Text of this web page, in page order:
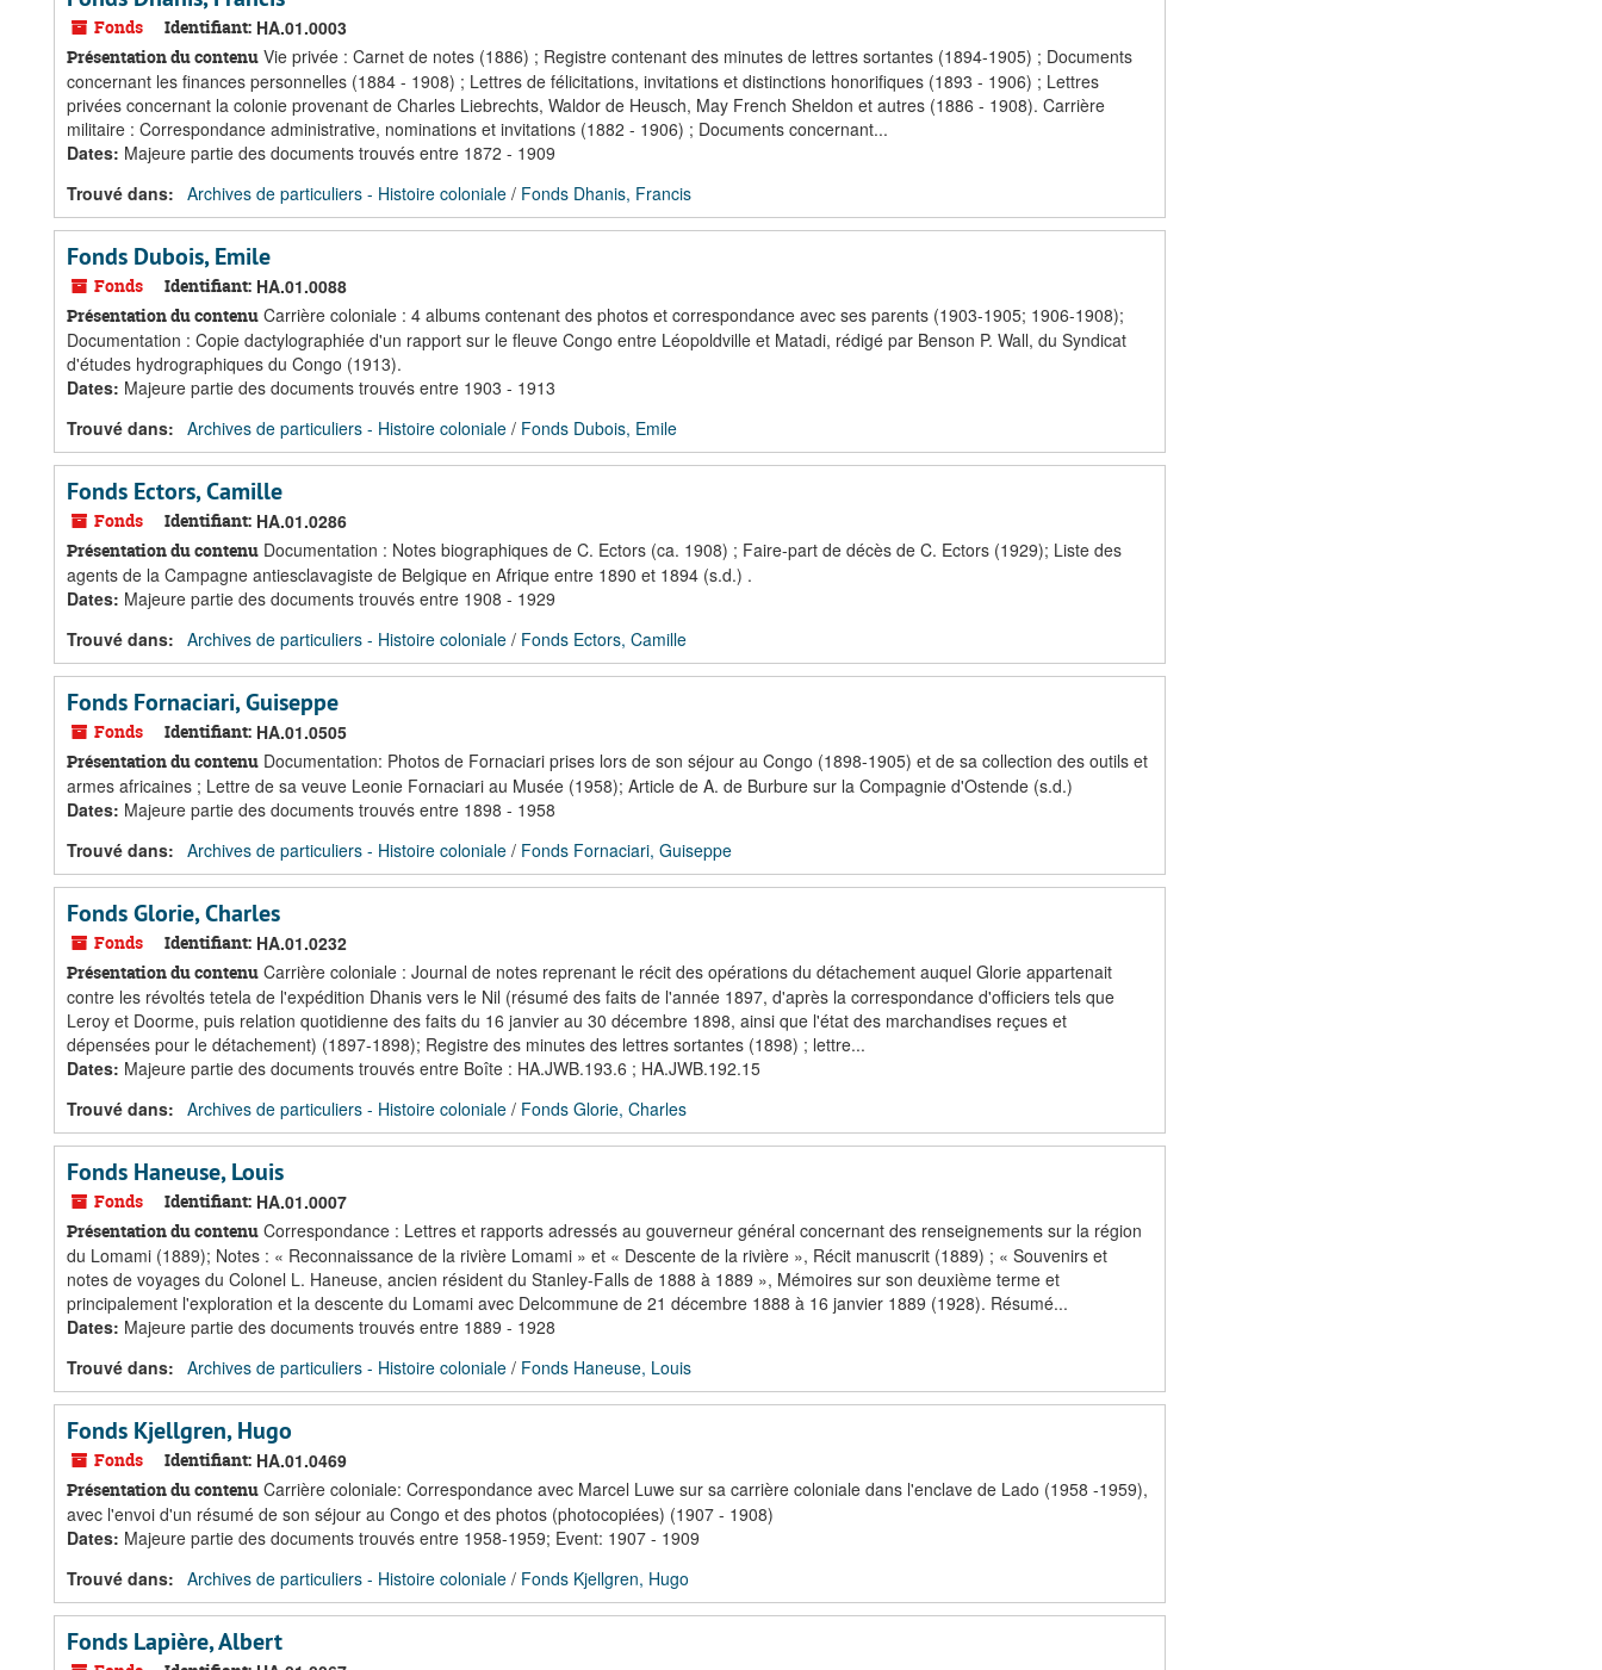
Fonds Identifiant: HA.01.0003
Présentation du contenu Vie privée : Carnet de notes (1886) ; Registre contenant des minutes de lettres sortantes (1894-1905) ; Documents
concernant les finances personnelles (1884 - 1908) ; Lettres de félicitations, invitations et distinctions honorifiques (1893 - 1906) ; Lettres
privées concernant la colonie provenant de Charles Liebrechts, Waldor de Heusch, May French Sheldon et autres (1886 - 1908). Carrière
militaire : Correspondance administrative, nominations et invitations (1882 - 1906) ; Documents concernant...
Dates: Majeure partie des documents trouvés entre 1872 - 1909
Trouvé dans: Archives de particuliers - Histoire coloniale / Fonds Dhanis, Francis
Fonds Dubois, Emile
Fonds Identifiant: HA.01.0088
Présentation du contenu Carrière coloniale : 4 albums contenant des photos et correspondance avec ses parents (1903-1905; 1906-1908);
Documentation : Copie dactylographiée d'un rapport sur le fleuve Congo entre Léopoldville et Matadi, rédigé par Benson P. Wall, du Syndicat
d'études hydrographiques du Congo (1913).
Dates: Majeure partie des documents trouvés entre 1903 - 1913
Trouvé dans: Archives de particuliers - Histoire coloniale / Fonds Dubois, Emile
Fonds Ectors, Camille
Fonds Identifiant: HA.01.0286
Présentation du contenu Documentation : Notes biographiques de C. Ectors (ca. 1908) ; Faire-part de décès de C. Ectors (1929); Liste des
agents de la Campagne antiesclavagiste de Belgique en Afrique entre 1890 et 1894 (s.d.) .
Dates: Majeure partie des documents trouvés entre 1908 - 1929
Trouvé dans: Archives de particuliers - Histoire coloniale / Fonds Ectors, Camille
Fonds Fornaciari, Guiseppe
Fonds Identifiant: HA.01.0505
Présentation du contenu Documentation: Photos de Fornaciari prises lors de son séjour au Congo (1898-1905) et de sa collection des outils et
armes africaines ; Lettre de sa veuve Leonie Fornaciari au Musée (1958); Article de A. de Burbure sur la Compagnie d'Ostende (s.d.)
Dates: Majeure partie des documents trouvés entre 1898 - 1958
Trouvé dans: Archives de particuliers - Histoire coloniale / Fonds Fornaciari, Guiseppe
Fonds Glorie, Charles
Fonds Identifiant: HA.01.0232
Présentation du contenu Carrière coloniale : Journal de notes reprenant le récit des opérations du détachement auquel Glorie appartenait
contre les révoltés tetela de l'expédition Dhanis vers le Nil (résumé des faits de l'année 1897, d'après la correspondance d'officiers tels que
Leroy et Doorme, puis relation quotidienne des faits du 16 janvier au 30 décembre 1898, ainsi que l'état des marchandises reçues et
dépensées pour le détachement) (1897-1898); Registre des minutes des lettres sortantes (1898) ; lettre...
Dates: Majeure partie des documents trouvés entre Boîte : HA.JWB.193.6 ; HA.JWB.192.15
Trouvé dans: Archives de particuliers - Histoire coloniale / Fonds Glorie, Charles
Fonds Haneuse, Louis
Fonds Identifiant: HA.01.0007
Présentation du contenu Correspondance : Lettres et rapports adressés au gouverneur général concernant des renseignements sur la région
du Lomami (1889); Notes : « Reconnaissance de la rivière Lomami » et « Descente de la rivière », Récit manuscrit (1889) ; « Souvenirs et
notes de voyages du Colonel L. Haneuse, ancien résident du Stanley-Falls de 1888 à 1889 », Mémoires sur son deuxième terme et
principalement l'exploration et la descente du Lomami avec Delcommune de 21 décembre 1888 à 16 janvier 1889 (1928). Résumé...
Dates: Majeure partie des documents trouvés entre 1889 - 1928
Trouvé dans: Archives de particuliers - Histoire coloniale / Fonds Haneuse, Louis
Fonds Kjellgren, Hugo
Fonds Identifiant: HA.01.0469
Présentation du contenu Carrière coloniale: Correspondance avec Marcel Luwe sur sa carrière coloniale dans l'enclave de Lado (1958 -1959),
avec l'envoi d'un résumé de son séjour au Congo et des photos (photocopiées) (1907 - 1908)
Dates: Majeure partie des documents trouvés entre 1958-1959; Event: 1907 - 1909
Trouvé dans: Archives de particuliers - Histoire coloniale / Fonds Kjellgren, Hugo
Fonds Lapière, Albert